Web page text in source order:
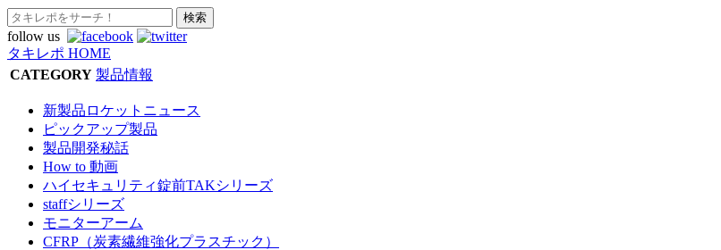
follow us
タキレポ HOME
CATEGORY 製品情報
新製品ロケットニュース
ピックアップ製品
製品開発秘話
How to 動画
ハイセキュリティ錠前TAKシリーズ
staffシリーズ
モニターアーム
CFRP（炭素繊維強化プラスチック）